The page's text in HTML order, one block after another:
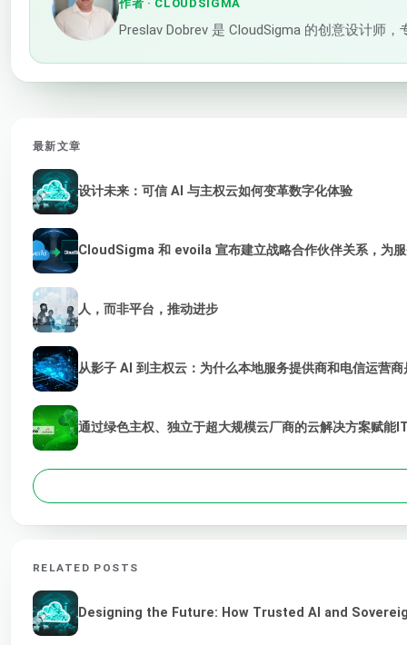
作者 · CLOUDSIGMA
Preslav Dobrev 是 CloudSigma 的创意设计师
最新文章
设计未来：可信 AI 与主权云如何变革数字化体验
CloudSigma 和 evoila 宣布建立战略合作伙伴关系，为
人，而非平台，推动进步
从影子 AI 到主权云：为什么本地服务提供商和电信运营
通过绿色主权、独立于超大规模云厂商的云解决方案赋能
RELATED POSTS
Designing the Future: How Trusted AI and